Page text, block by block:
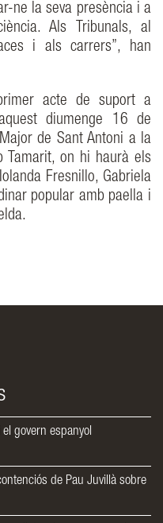
ne la seva presència i a
Als Tribunals, al
i als carrers”, han
acte de suport a
diumenge 16 de
de Sant Antoni a la
Tamarit, on hi haurà els
Fresnillo, Gabriela
popular amb paella i
el govern espanyol
de Pau Juvillà sobre